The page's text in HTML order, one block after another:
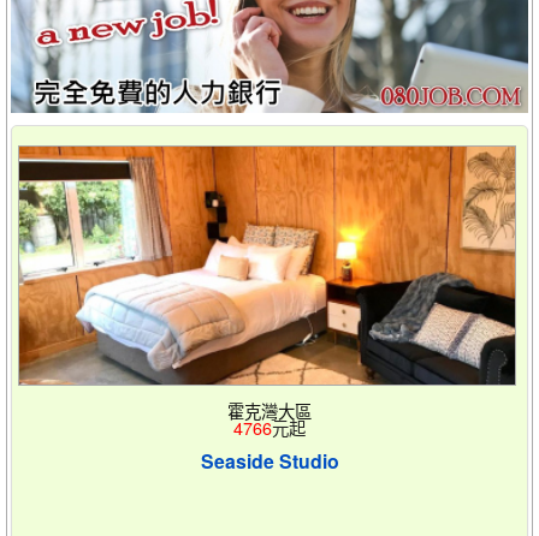
霍克灣大區
4766元起
Seaside Studio